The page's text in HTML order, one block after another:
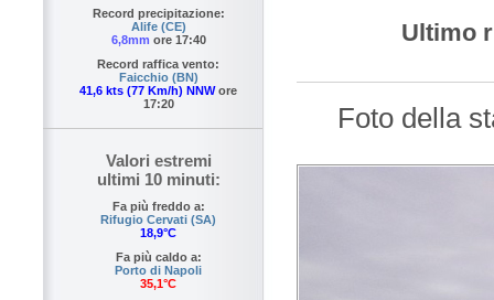
Record precipitazione:
Alife (CE)
6,8mm ore 17:40
Record raffica vento:
Faicchio (BN)
41,6 kts (77 Km/h) NNWore
17:20
Valori estremi
ultimi 10 minuti:
Fa più freddo a:
Rifugio Cervati (SA)
18,9°C
Fa più caldo a:
Porto di Napoli
35,1°C
Ultimo
Foto della